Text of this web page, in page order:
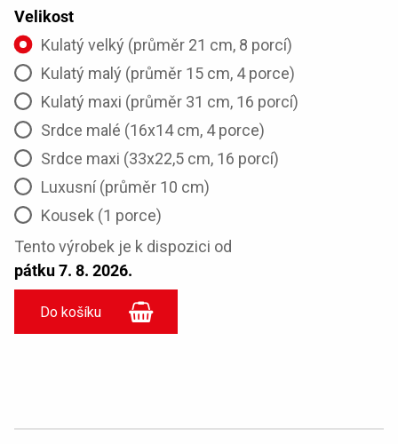
Velikost
Kulatý velký (průměr 21 cm, 8 porcí)
Kulatý malý (průměr 15 cm, 4 porce)
Kulatý maxi (průměr 31 cm, 16 porcí)
Srdce malé (16x14 cm, 4 porce)
Srdce maxi (33x22,5 cm, 16 porcí)
Luxusní (průměr 10 cm)
Kousek (1 porce)
Tento výrobek je k dispozici od
pátku 7. 8. 2026.